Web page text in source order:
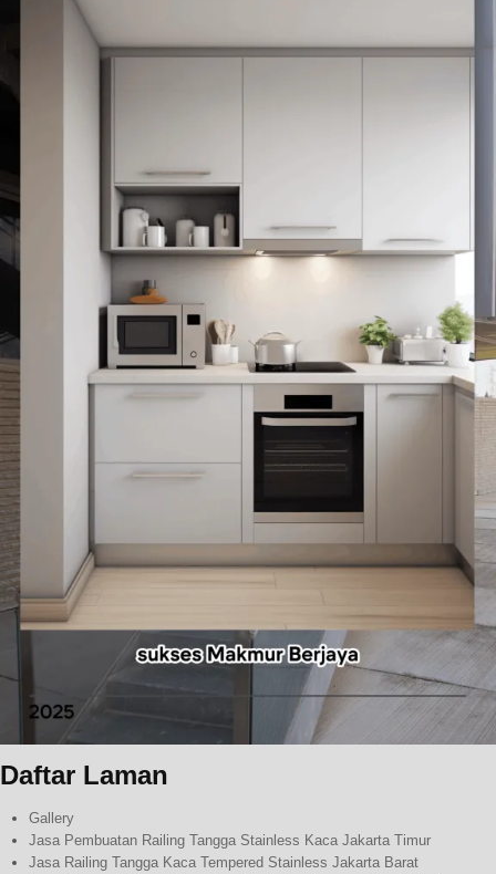
Daftar Laman
Gallery
Jasa Pembuatan Railing Tangga Stainless Kaca Jakarta Timur
Jasa Railing Tangga Kaca Tempered Stainless Jakarta Barat